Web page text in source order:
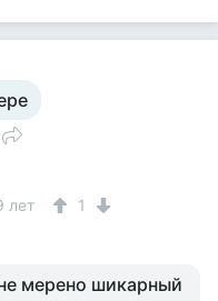
лет 1
мерено шикарный